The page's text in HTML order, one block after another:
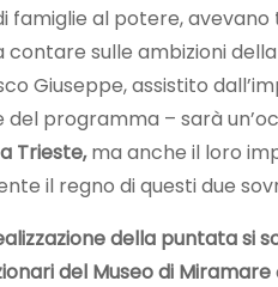
famiglie al potere,
sulle ambizioni
Giuseppe, assistito
programma – sarà
Trieste,ma anche il loro
il regno di questi due
della puntata si
del Museo di Miramare